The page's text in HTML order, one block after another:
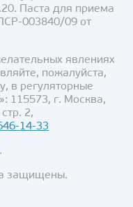
Паста для приема
003840/09 от
явлениях
пожалуйста,
в регуляторные
115573, г. Москва,
2,
14-33
.
защищены.